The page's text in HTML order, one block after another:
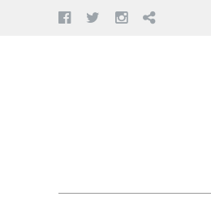
FacebookTwitter
Instagram
Pinterest